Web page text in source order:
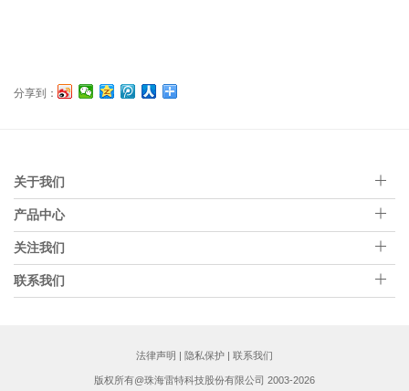
分享到：
关于我们
产品中心
关注我们
联系我们
法律声明 | 隐私保护 | 联系我们
版权所有@珠海雷特科技股份有限公司 2003-2026